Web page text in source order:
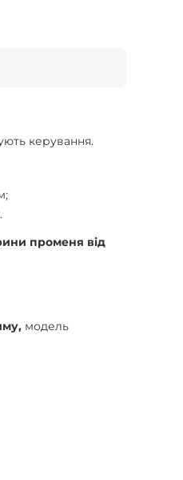
керування.
променя від
модель